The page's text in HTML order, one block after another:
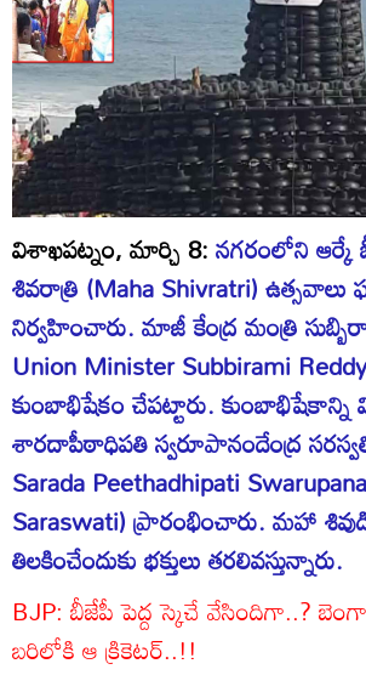
విశాఖపట్నం, మార్చి 8:నగరంలోని
శివరాత్రి (Maha Shivratri)
నిర్వహించారు. మాజీ కేంద్ర మంత్రి
Union Minister Subbirami
కుంబాభిషేకం చేపట్టారు. కుంబాభిషేకాన్ని
శారదాపీఠాధిపతి స్వరూపానందేంద్ర
Sarada Peethadhipati
Saraswati)ప్రారంభించారు. మహా
తిలకించేందుకు భక్తులు తరలివస్తున్నారు.
BJP: బీజేపీ పెద్ద స్కెచే వేసిందిగా..?
బరిలోకి ఆ క్రికెటర్..!!